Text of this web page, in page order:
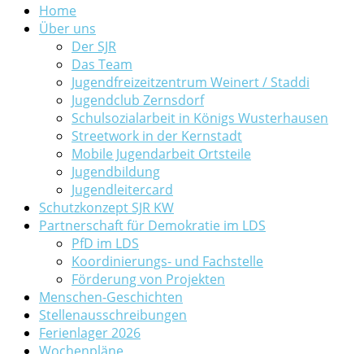
Home
Über uns
Der SJR
Das Team
Jugendfreizeitzentrum Weinert / Staddi
Jugendclub Zernsdorf
Schulsozialarbeit in Königs Wusterhausen
Streetwork in der Kernstadt
Mobile Jugendarbeit Ortsteile
Jugendbildung
Jugendleitercard
Schutzkonzept SJR KW
Partnerschaft für Demokratie im LDS
PfD im LDS
Koordinierungs- und Fachstelle
Förderung von Projekten
Menschen-Geschichten
Stellenausschreibungen
Ferienlager 2026